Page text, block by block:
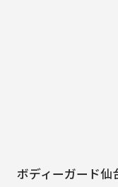
ボディーガード仙